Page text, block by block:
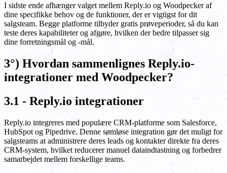
I sidste ende afhænger valget mellem Reply.io og Woodpecker af
dine specifikke behov og de funktioner, der er vigtigst for dit
salgsteam. Begge platforme tilbyder gratis prøveperioder, så du kan
teste deres kapabiliteter og afgøre, hvilken der bedre tilpasser sig
dine forretningsmål og -mål.
3°) Hvordan sammenlignes Reply.io-
integrationer med Woodpecker?
3.1 - Reply.io integrationer
Reply.io integreres med populære CRM-platforme som Salesforce,
HubSpot og Pipedrive. Denne sømløse integration gør det muligt for
salgsteams at administrere deres leads og kontakter direkte fra deres
CRM-system, hvilket reducerer manuel dataindtastning og forbedrer
samarbejdet mellem forskellige teams.